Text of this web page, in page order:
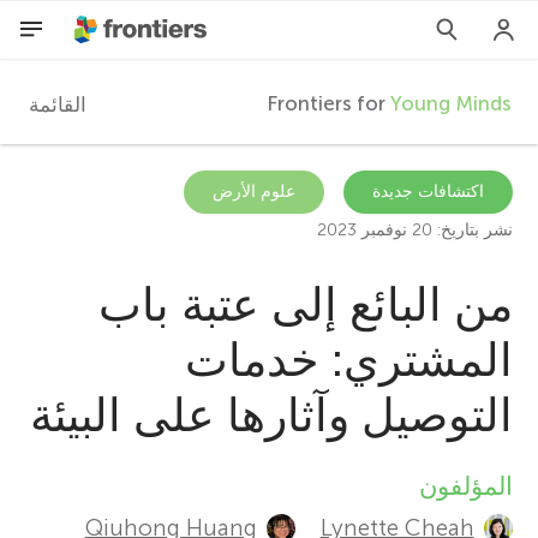
F
r
n
Frontiers forYoung Minds القائمة
المقالات
المشاركون
اكتشافات جديدة
علوم الأرض
نشر بتاريخ: 20 نوفمبر 2023
من البائع إلى عتبة باب
المشتري: خدمات
التوصيل وآثارها على البيئة
A
المؤلفون
Lynette Cheah
Qiuhong Huang